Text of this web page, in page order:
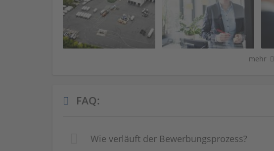
mehr
FAQ:
Wie verläuft der Bewerbungsprozess?